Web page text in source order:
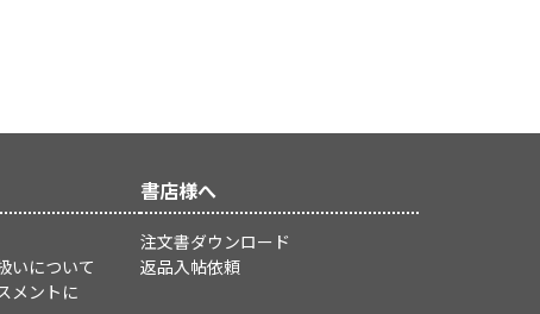
いについて
メントに
書店様へ
注文書ダウンロード
返品入帖依頼